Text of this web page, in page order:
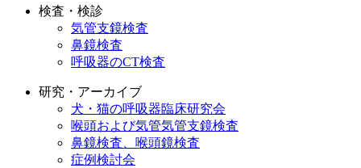
検査・検診
気管支鏡検査
鼻鏡検査
呼吸器のCT検査
研究・アーカイブ
犬・猫の呼吸器臨床研究会
喉頭および気管気管支鏡検査
鼻鏡検査、喉頭鏡検査
症例検討会